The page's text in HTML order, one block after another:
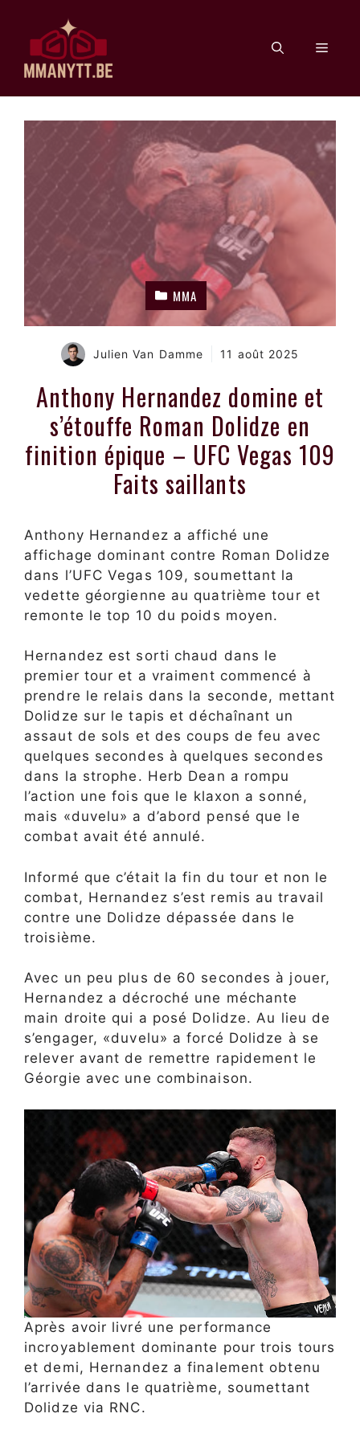
contenu
MMA
Julien Van Damme 11 août 2025
Anthony Hernandez domine et
s’étouffe Roman Dolidze en
finition épique – UFC Vegas 109
Faits saillants
Anthony Hernandez a affiché une
affichage dominant contre Roman Dolidze
dans l’UFC Vegas 109, soumettant la
vedette géorgienne au quatrième tour et
remonte le top 10 du poids moyen.
Hernandez est sorti chaud dans le
premier tour et a vraiment commencé à
prendre le relais dans la seconde, mettant
Dolidze sur le tapis et déchaînant un
assaut de sols et des coups de feu avec
quelques secondes à quelques secondes
dans la strophe. Herb Dean a rompu
l’action une fois que le klaxon a sonné,
mais «duvelu» a d’abord pensé que le
combat avait été annulé.
Informé que c’était la fin du tour et non le
combat, Hernandez s’est remis au travail
contre une Dolidze dépassée dans le
troisième.
Avec un peu plus de 60 secondes à jouer,
Hernandez a décroché une méchante
main droite qui a posé Dolidze. Au lieu de
s’engager, «duvelu» a forcé Dolidze à se
relever avant de remettre rapidement le
Géorgie avec une combinaison.
Après avoir livré une performance
incroyablement dominante pour trois tours
et demi, Hernandez a finalement obtenu
l’arrivée dans le quatrième, soumettant
Dolidze via RNC.